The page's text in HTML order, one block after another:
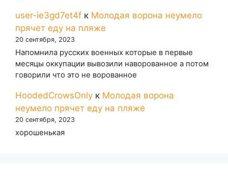
user-ie3gd7et4f к Молодая ворона неумело
прячет еду на пляже
20 сентября, 2023
Напомнила русских военных которые в первые
месяцы оккупации вывозили наворованное а потом
говорили что это не ворованное
HoodedCrowsOnly к Молодая ворона
неумело прячет еду на пляже
20 сентября, 2023
хорошенькая